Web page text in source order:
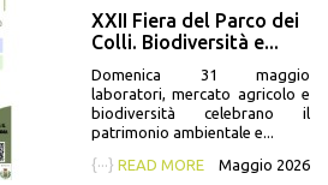
XXII Fiera del Parco dei
Colli. Biodiversità e...
Domenica 31 maggio
laboratori, mercato agricolo e
biodiversità celebrano il
patrimonio ambientale e...
{···} READ MORE Maggio 2026